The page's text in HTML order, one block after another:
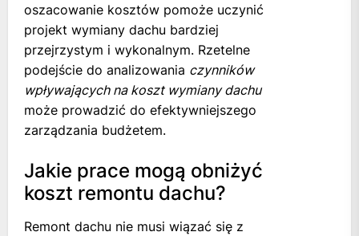
oszacowanie kosztów pomoże uczynić
projekt wymiany dachu bardziej
przejrzystym i wykonalnym. Rzetelne
podejście do analizowania czynników
wpływających na koszt wymiany dachu
może prowadzić do efektywniejszego
zarządzania budżetem.
Jakie prace mogą obniżyć
koszt remontu dachu?
Remont dachu nie musi wiązać się z